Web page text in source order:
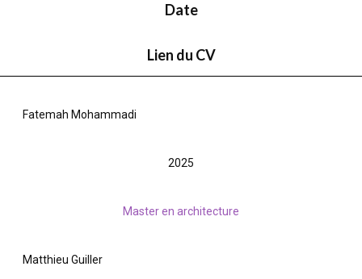
Date
Lien du CV
Fatemah Mohammadi
2025
Master en architecture
Matthieu Guiller